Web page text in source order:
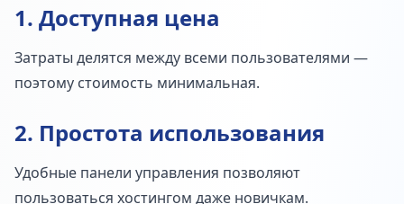
1. Доступная цена
Затраты делятся между всеми пользователями —
поэтому стоимость минимальная.
2. Простота использования
Удобные панели управления позволяют
пользоваться хостингом даже новичкам.